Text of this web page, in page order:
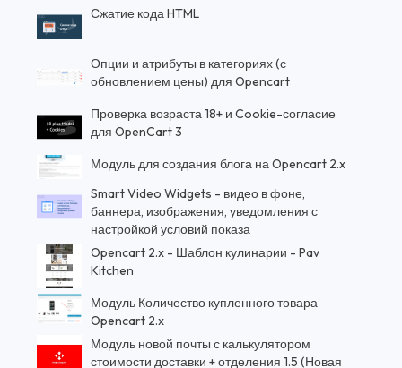
Сжатие кода HTML
Опции и атрибуты в категориях (с
обновлением цены) для Opencart
Проверка возраста 18+ и Cookie-согласие
для OpenCart 3
Модуль для создания блога на Opencart 2.x
Smart Video Widgets - видео в фоне,
баннера, изображения, уведомления с
настройкой условий показа
Opencart 2.x - Шаблон кулинарии - Pav
Kitchen
Модуль Количество купленного товара
Opencart 2.x
Модуль новой почты с калькулятором
стоимости доставки + отделения 1.5 (Новая